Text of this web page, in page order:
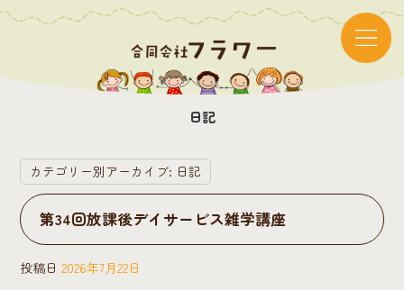
日記
カテゴリー別アーカイブ: 日記
第34回放課後デイサービス雑学講座
投稿日 2026年7月22日